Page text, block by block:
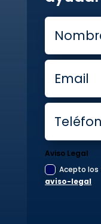
Aviso Legal
Acepto los
aviso-legal